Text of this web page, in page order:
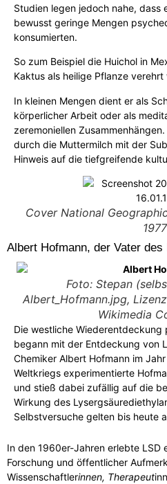
Studien legen jedoch nahe, dass
bewusst geringe Mengen
konsumierten.
So zum Beispiel die Huichol in
Kaktus als heilige Pflanze verehrt
In kleinen Mengen dient er als
körperlicher Arbeit oder als
zeremoniellen
durch die Muttermilch mit der
Hinweis auf die tiefgreifende
Cover National
1977
Albert Hofmann, der Vater
Foto: Stepan
Albert_Hofmann.jpg,
Wikimedia
Die westliche
begann mit der Entdeckung von
Chemiker Albert Hofmann im
Weltkriegs experimentierte
und stieß dabei zufällig auf die
Wirkung des
Selbstversuche gelten bis heute
In den 1960er-Jahren erlebte LSD
Forschung und öffentlicher
Wissenschaftlerinnen, Therapeut